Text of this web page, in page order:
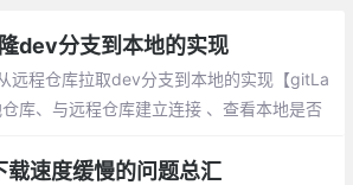
dev分支到本地的实现
远程仓库拉取dev分支到本地的实现【gitLa
库、与远程仓库建立连接 、查看本地是否
速度缓慢的问题总汇